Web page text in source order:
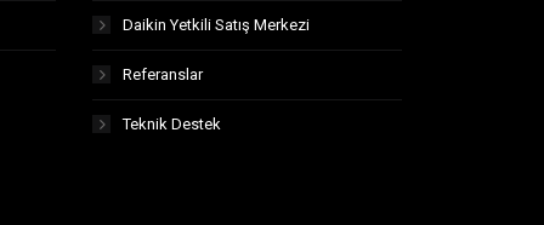
Daikin Yetkili Satış Merkezi
Referanslar
Teknik Destek